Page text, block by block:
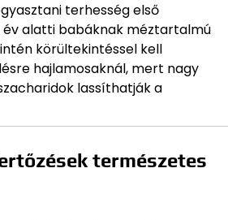
terhesség első
év alatti babáknak méztartalmú
körültekintéssel kell
hajlamosaknál, mert nagy
lassíthatják a
természetes